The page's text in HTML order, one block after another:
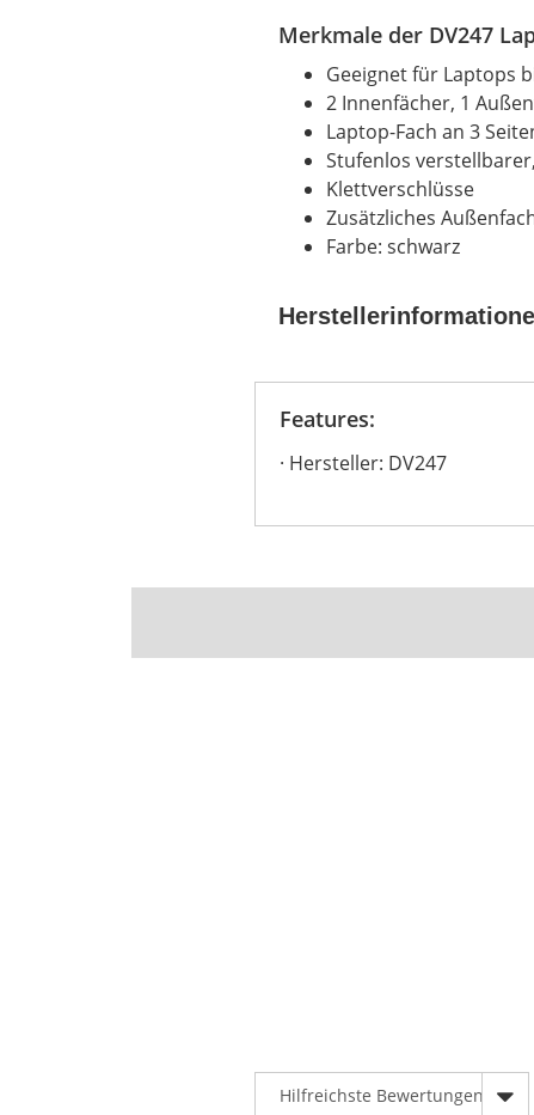
Merkmale der DV247
Geeignet für Laptops
2 Innenfächer, 1
Laptop-Fach an 3
Stufenlos
Klettverschlüsse
Zusätzliches
Farbe: schwarz
Features:
Hersteller: DV247